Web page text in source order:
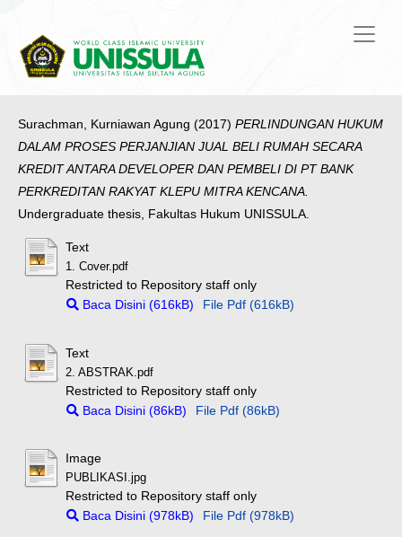
Surachman, Kurniawan Agung (2017) PERLINDUNGAN HUKUM
DALAM PROSES PERJANJIAN JUAL BELI RUMAH SECARA
KREDIT ANTARA DEVELOPER DAN PEMBELI DI PT BANK
PERKREDITAN RAKYAT KLEPU MITRA KENCANA.
Undergraduate thesis, Fakultas Hukum UNISSULA.
Text
1. Cover.pdf
Restricted to Repository staff only
Baca Disini (616kB)
File Pdf (616kB)
Text
2. ABSTRAK.pdf
Restricted to Repository staff only
Baca Disini (86kB)
File Pdf (86kB)
Image
PUBLIKASI.jpg
Restricted to Repository staff only
Baca Disini (978kB)
File Pdf (978kB)